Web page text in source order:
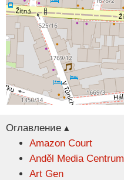
Оглавление ▴
Amazon Court
Anděl Media Centrum
Art Gen